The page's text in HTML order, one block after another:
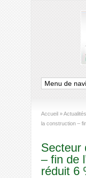
Accueil »Actualités
la construction –
Secteur
– fin de
réduit 6